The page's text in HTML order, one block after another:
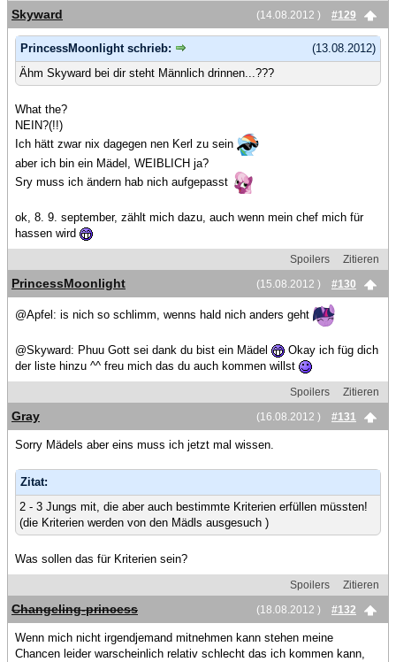
(14.08.2012 )
#129
Skyward
(13.08.2012)
PrincessMoonlight schrieb:
Ähm Skyward bei dir steht Männlich drinnen...???
What the?
NEIN?(!!)
Ich hätt zwar nix dagegen nen Kerl zu sein
aber ich bin ein Mädel, WEIBLICH ja?
Sry muss ich ändern hab nich aufgepasst
ok, 8. 9. september, zählt mich dazu, auch wenn mein chef mich für
hassen wird
Spoilers
Zitieren
(15.08.2012 )
#130
PrincessMoonlight
@Apfel: is nich so schlimm, wenns hald nich anders geht
@Skyward: Phuu Gott sei dank du bist ein Mädel
Okay ich füg dich
der liste hinzu ^^ freu mich das du auch kommen willst
Spoilers
Zitieren
(16.08.2012 )
#131
Gray
Sorry Mädels aber eins muss ich jetzt mal wissen.
Zitat:
2 - 3 Jungs mit, die aber auch bestimmte Kriterien erfüllen müssten!
(die Kriterien werden von den Mädls ausgesuch )
Was sollen das für Kriterien sein?
Spoilers
Zitieren
(18.08.2012 )
#132
Changeling-princess
Wenn mich nicht irgendjemand mitnehmen kann stehen meine
Chancen leider warscheinlich relativ schlecht das ich kommen kann,